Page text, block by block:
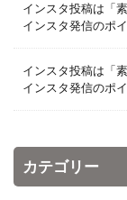
インスタ投稿は「
インスタ発信のポ
インスタ投稿は「
インスタ発信のポ
カテゴリー